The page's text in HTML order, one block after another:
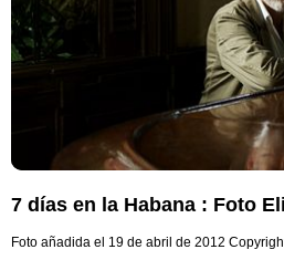
7 días en la Habana : Foto
Foto añadida el 19 de abril de 2012